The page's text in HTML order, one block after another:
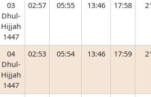
03
Dhul-
Hijjah
1447
02:57 05:55 13:46 17:58
04
Dhul-
Hijjah
1447
02:53 05:54 13:46 17:59